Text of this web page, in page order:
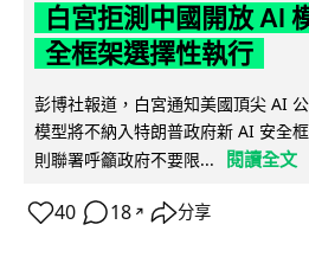
白宮拒測中國開放 AI
全框架選擇性執行
彭博社報道，白宮通知美國頂尖 AI
模型將不納入特朗普政府新 AI 安全
則聯署呼籲政府不要限...
閱讀全文
40 18 ↗ 分享